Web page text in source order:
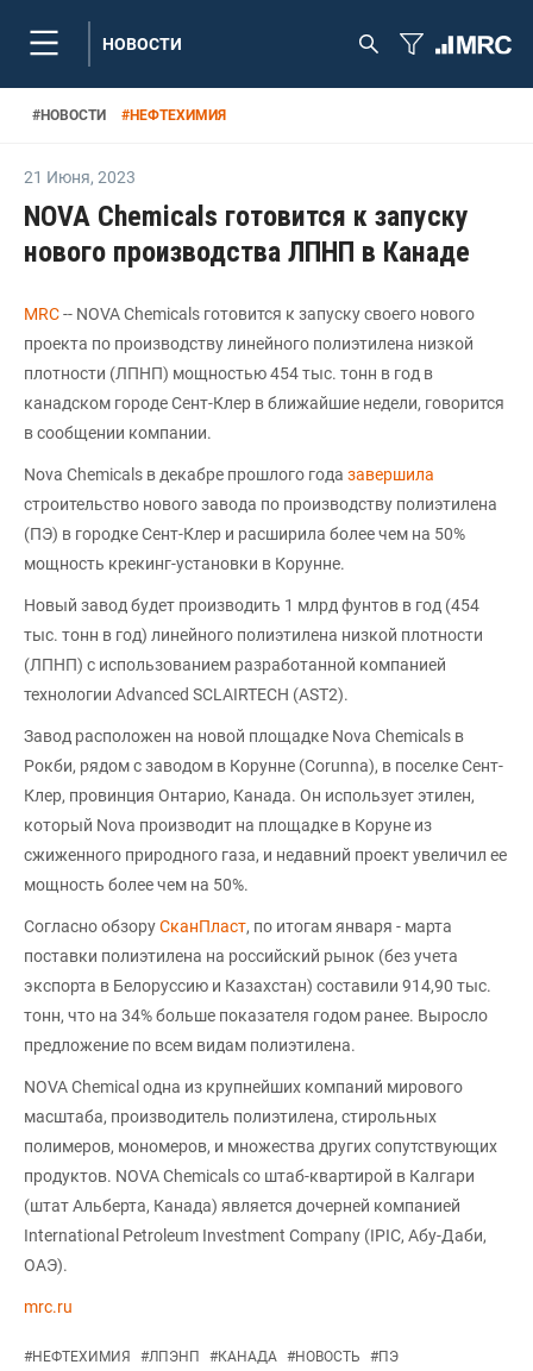
НОВОСТИ
#НОВОСТИ #НЕФТЕХИМИЯ
21 Июня, 2023
NOVA Chemicals готовится к запуску
нового производства ЛПНП в Канаде
MRC-- NOVA Chemicals готовится к запуску своего нового
проекта по производству линейного полиэтилена низкой
плотности (ЛПНП) мощностью 454 тыс. тонн в год в
канадском городе Сент-Клер в ближайшие недели, говорится
в сообщении компании.
Nova Chemicals в декабре прошлого года завершила
строительство нового завода по производству полиэтилена
(ПЭ) в городке Сент-Клер и расширила более чем на 50%
мощность крекинг-установки в Корунне.
Новый завод будет производить 1 млрд фунтов в год (454
тыс. тонн в год) линейного полиэтилена низкой плотности
(ЛПНП) с использованием разработанной компанией
технологии Advanced SCLAIRTECH (AST2).
Завод расположен на новой площадке Nova Chemicals в
Рокби, рядом с заводом в Корунне (Corunna), в поселке Сент-
Клер, провинция Онтарио, Канада. Он использует этилен,
который Nova производит на площадке в Коруне из
сжиженного природного газа, и недавний проект увеличил ее
мощность более чем на 50%.
Согласно обзоруСканПласт, по итогам января - марта
поставки полиэтилена на российский рынок (без учета
экспорта в Белоруссию и Казахстан) составили 914,90 тыс.
тонн, что на 34% больше показателя годом ранее. Выросло
предложение по всем видам полиэтилена.
NOVA Chemical одна из крупнейших компаний мирового
масштаба, производитель полиэтилена, стирольных
полимеров, мономеров, и множества других сопутствующих
продуктов. NOVA Chemicals со штаб-квартирой в Калгари
(штат Альберта, Канада) является дочерней компанией
International Petroleum Investment Company (IPIC, Абу-Даби,
ОАЭ).
mrc.ru
#НЕФТЕХИМИЯ #ЛПЭНП #КАНАДА #НОВОСТЬ #ПЭ